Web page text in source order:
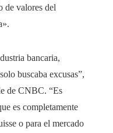
de valores del
bancaria,
buscaba excusas”,
de CNBC. “Es
es completamente
o para el mercado